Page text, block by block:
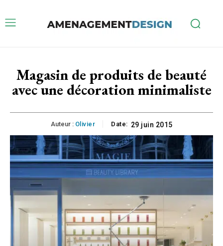
Magasin de produits de beauté
avec une décoration minimaliste
Auteur : Olivier Date: 29 juin 2015